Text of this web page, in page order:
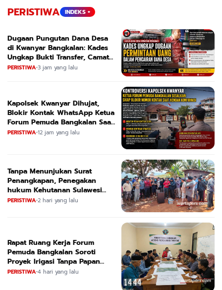
PERISTIWA INDEKS +
Dugaan Pungutan Dana Desa
di Kwanyar Bangkalan: Kades
Ungkap Bukti Transfer, Camat
Beri Bantahan Tegas
PERISTIWA•3 jam yang lalu
Kapolsek Kwanyar Dihujat,
Blokir Kontak WhatsApp Ketua
Forum Pemuda Bangkalan Saat
Dikonfirmasi
PERISTIWA•12 jam yang lalu
Tanpa Menunjukan Surat
Penangkapan, Penegakan
hukum Kehutanan Sulawesi
Selatan Culik Petani Ladah Di
PERISTIWA•2 hari yang lalu
Rapat Ruang Kerja Forum
Pemuda Bangkalan Soroti
Proyek Irigasi Tanpa Papan
Nama
PERISTIWA•4 hari yang lalu